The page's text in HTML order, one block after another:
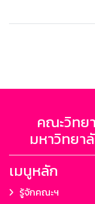
คณะวิทย
มหาวิทยา
เมนูหลัก
รู้จักคณะฯ